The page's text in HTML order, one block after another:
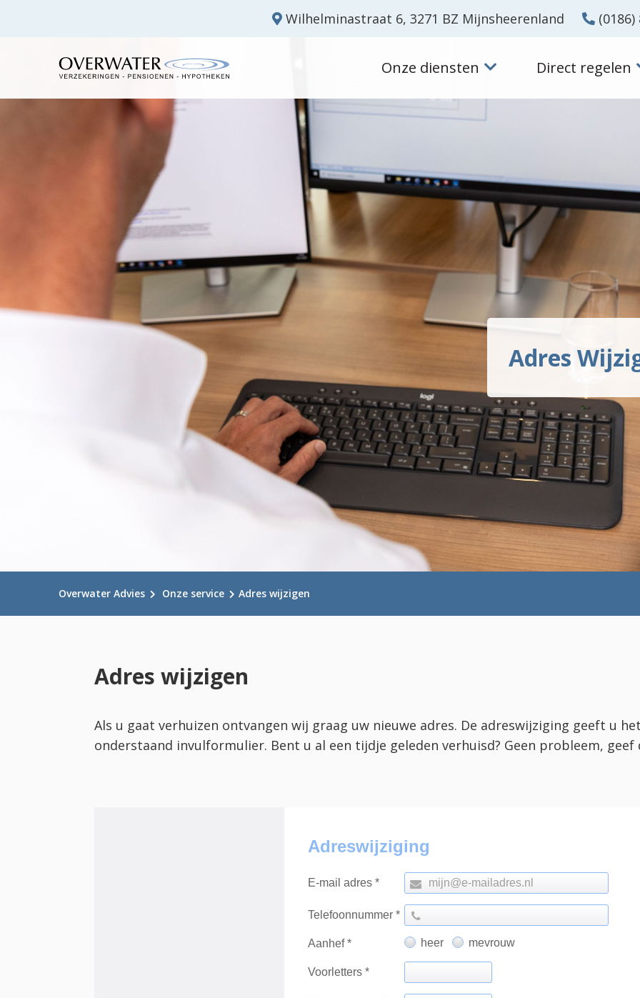
Wilhelminastraat 6, 3271 BZ Mijnsheerenland (0186)
Onze diensten Direct regelen
Adres
Overwater Advies Onze service Adres wijzigen
Adres wijzigen
Als u gaat verhuizen ontvangen wij graag uw nieuwe adres. De adreswijziging geeft u
onderstaand invulformulier. Bent u al een tijdje geleden verhuisd? Geen probleem,